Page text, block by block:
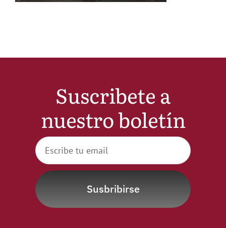
WooCommerce My Account
WooCommerce Cart
Suscribete a
nuestro boletín
Susbribirse